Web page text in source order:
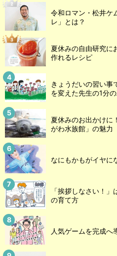
令和ロマン・松井ケ
レ」とは？
夏休みの自由研究に
作れるレシピ
きょうだいの習い事
を変えた先生の1分
夏休みのお出かけに
がわ水族館」の魅力
なにもかもがイヤに
「挨拶しなさい！
の育て方
人気ゲームを完成へ